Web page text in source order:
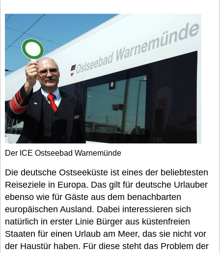
Der ICE Ostseebad Warnemünde
Die deutsche Ostseeküste ist eines der beliebtesten
Reiseziele in Europa. Das gilt für deutsche Urlauber
ebenso wie für Gäste aus dem benachbarten
europäischen Ausland. Dabei interessieren sich
natürlich in erster Linie Bürger aus küstenfreien
Staaten für einen Urlaub am Meer, das sie nicht vor
der Haustür haben. Für diese steht das Problem der